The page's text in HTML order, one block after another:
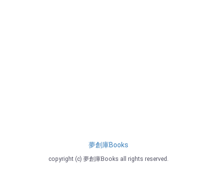
夢創庫Books
copyright (c) 夢創庫Books all rights reserved.